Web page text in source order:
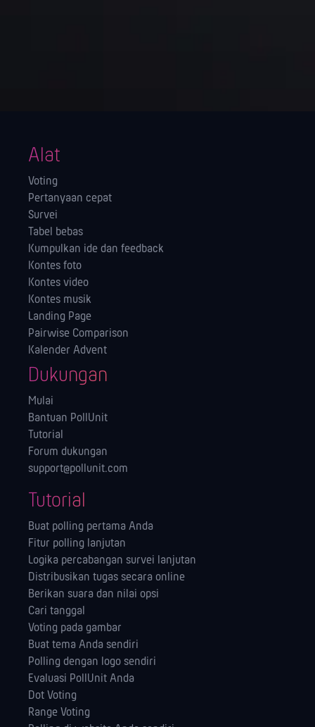
Alat
Voting
Pertanyaan cepat
Survei
Tabel bebas
Kumpulkan ide dan feedback
Kontes foto
Kontes video
Kontes musik
Landing Page
Pairwise Comparison
Kalender Advent
Dukungan
Mulai
Bantuan PollUnit
Tutorial
Forum dukungan
support@pollunit.com
Tutorial
Buat polling pertama Anda
Fitur polling lanjutan
Logika percabangan survei lanjutan
Distribusikan tugas secara online
Berikan suara dan nilai opsi
Cari tanggal
Voting pada gambar
Buat tema Anda sendiri
Polling dengan logo sendiri
Evaluasi PollUnit Anda
Dot Voting
Range Voting